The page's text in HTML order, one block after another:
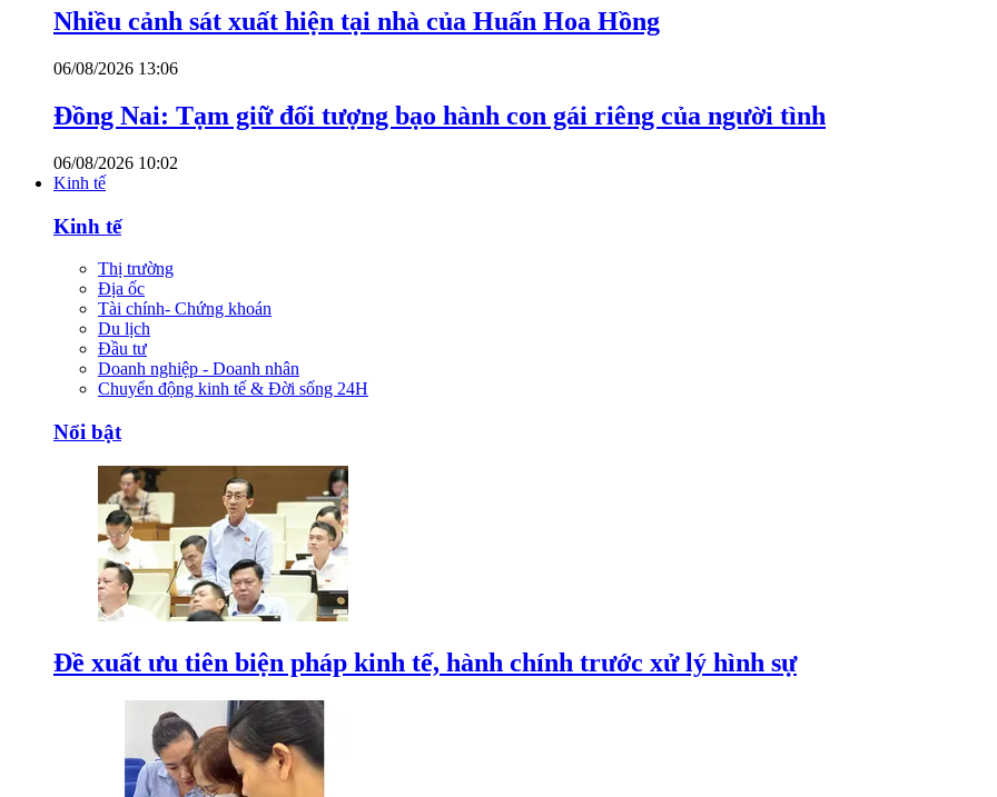
Nhiều cảnh sát xuất hiện tại nhà của Huấn Hoa Hồng
06/08/2026 13:06
Đồng Nai: Tạm giữ đối tượng bạo hành con gái riêng của người tình
06/08/2026 10:02
Kinh tế
Kinh tế
Thị trường
Địa ốc
Tài chính- Chứng khoán
Du lịch
Đầu tư
Doanh nghiệp - Doanh nhân
Chuyển động kinh tế & Đời sống 24H
Nổi bật
Đề xuất ưu tiên biện pháp kinh tế, hành chính trước xử lý hình sự